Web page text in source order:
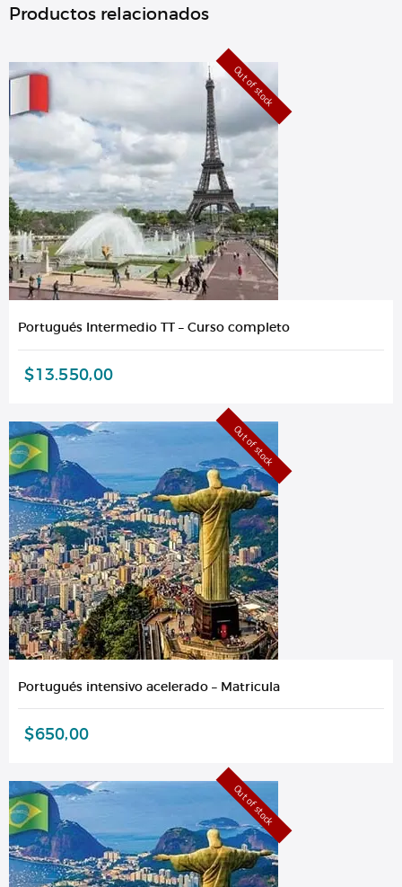
Productos relacionados
Out of stock
Portugués Intermedio TT – Curso completo
$13.550,00
Out of stock
Portugués intensivo acelerado – Matricula
$650,00
Out of stock